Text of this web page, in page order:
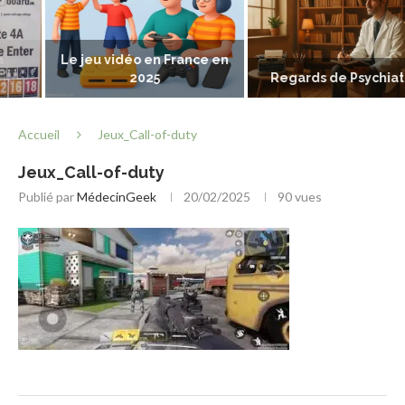
Le jeu vidéo en France en
2025
Regards de Psychiatres
Accueil Jeux_Call-of-duty
Jeux_Call-of-duty
Publié parMédecinGeek 20/02/2025 90vues